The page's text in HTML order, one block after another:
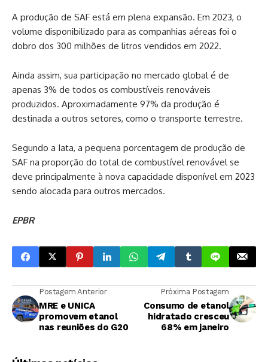
A produção de SAF está em plena expansão. Em 2023, o
volume disponibilizado para as companhias aéreas foi o
dobro dos 300 milhões de litros vendidos em 2022.
Ainda assim, sua participação no mercado global é de
apenas 3% de todos os combustíveis renováveis
produzidos. Aproximadamente 97% da produção é
destinada a outros setores, como o transporte terrestre.
Segundo a Iata, a pequena porcentagem de produção de
SAF na proporção do total de combustível renovável se
deve principalmente à nova capacidade disponível em 2023
sendo alocada para outros mercados.
EPBR
Postagem Anterior
MRE e UNICA
promovem etanol
nas reuniões do G20
Próxima Postagem
Consumo de etanol
hidratado cresceu
68% em janeiro